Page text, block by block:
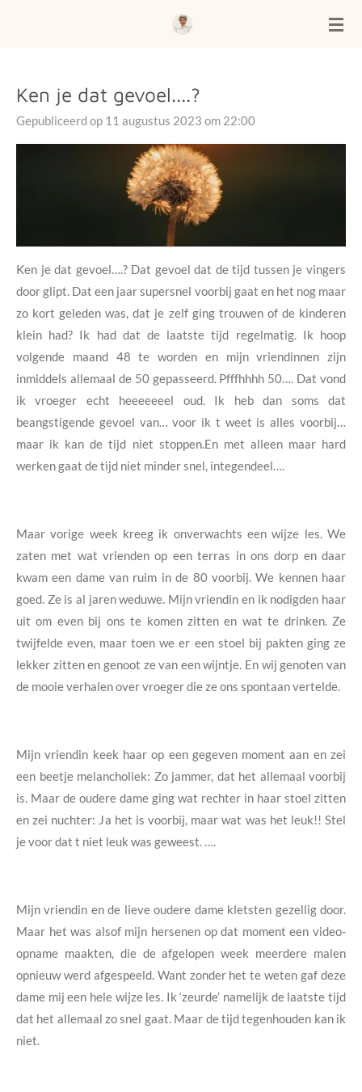
hoofdinhoud
Ken je dat gevoel....?
Gepubliceerd op 11 augustus 2023 om 22:00
Ken je dat gevoel….? Dat gevoel dat de tijd tussen je vingers
door glipt. Dat een jaar supersnel voorbij gaat en het nog maar
zo kort geleden was, dat je zelf ging trouwen of de kinderen
klein had? Ik had dat de laatste tijd regelmatig. Ik hoop
volgende maand 48 te worden en mijn vriendinnen zijn
inmiddels allemaal de 50 gepasseerd. Pfffhhhh 50…. Dat vond
ik vroeger echt heeeeeeel oud. Ik heb dan soms dat
beangstigende gevoel van… voor ik t weet is alles voorbij…
maar ik kan de tijd niet stoppen.En met alleen maar hard
werken gaat de tijd niet minder snel, integendeel….
Maar vorige week kreeg ik onverwachts een wijze les. We
zaten met wat vrienden op een terras in ons dorp en daar
kwam een dame van ruim in de 80 voorbij. We kennen haar
goed. Ze is al jaren weduwe. Mijn vriendin en ik nodigden haar
uit om even bij ons te komen zitten en wat te drinken. Ze
twijfelde even, maar toen we er een stoel bij pakten ging ze
lekker zitten en genoot ze van een wijntje. En wij genoten van
de mooie verhalen over vroeger die ze ons spontaan vertelde.
Mijn vriendin keek haar op een gegeven moment aan en zei
een beetje melancholiek: Zo jammer, dat het allemaal voorbij
is. Maar de oudere dame ging wat rechter in haar stoel zitten
en zei nuchter: Ja het is voorbij, maar wat was het leuk!! Stel
je voor dat t niet leuk was geweest. ….
Mijn vriendin en de lieve oudere dame kletsten gezellig door.
Maar het was alsof mijn hersenen op dat moment een video-
opname maakten, die de afgelopen week meerdere malen
opnieuw werd afgespeeld. Want zonder het te weten gaf deze
dame mij een hele wijze les. Ik ‘zeurde’ namelijk de laatste tijd
dat het allemaal zo snel gaat. Maar de tijd tegenhouden kan ik
niet.